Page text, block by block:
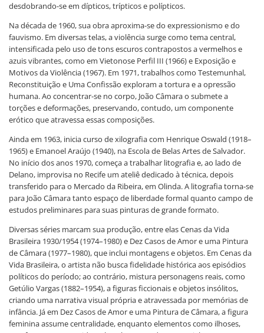
desdobrando-se em dípticos, trípticos e polípticos.
Na década de 1960, sua obra aproxima-se do expressionismo e do
fauvismo. Em diversas telas, a violência surge como tema central,
intensificada pelo uso de tons escuros contrapostos a vermelhos e
azuis vibrantes, como em Vietonose Perfil III (1966) e Exposição e
Motivos da Violência (1967). Em 1971, trabalhos como Testemunhal,
Reconstituição e Uma Confissão exploram a tortura e a opressão
humana. Ao concentrar-se no corpo, João Câmara o submete a
torções e deformações, preservando, contudo, um componente
erótico que atravessa essas composições.
Ainda em 1963, inicia curso de xilografia com Henrique Oswald (1918–
1965) e Emanoel Araújo (1940), na Escola de Belas Artes de Salvador.
No início dos anos 1970, começa a trabalhar litografia e, ao lado de
Delano, improvisa no Recife um ateliê dedicado à técnica, depois
transferido para o Mercado da Ribeira, em Olinda. A litografia torna-se
para João Câmara tanto espaço de liberdade formal quanto campo de
estudos preliminares para suas pinturas de grande formato.
Diversas séries marcam sua produção, entre elas Cenas da Vida
Brasileira 1930/1954 (1974–1980) e Dez Casos de Amor e uma Pintura
de Câmara (1977–1980), que inclui montagens e objetos. Em Cenas da
Vida Brasileira, o artista não busca fidelidade histórica aos episódios
políticos do período; ao contrário, mistura personagens reais, como
Getúlio Vargas (1882–1954), a figuras ficcionais e objetos insólitos,
criando uma narrativa visual própria e atravessada por memórias de
infância. Já em Dez Casos de Amor e uma Pintura de Câmara, a figura
feminina assume centralidade, enquanto elementos como ilhoses,